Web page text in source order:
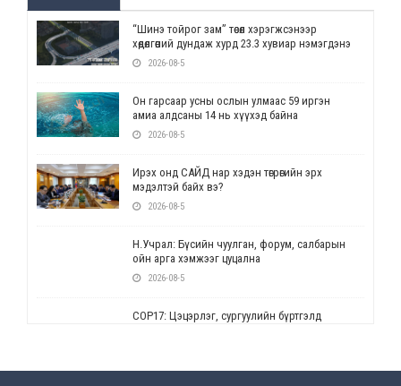
“Шинэ тойрог зам” төсөл хэрэгжсэнээр
хөдөлгөөний дундаж хурд 23.3 хувиар нэмэгдэнэ
2026-08-5
Он гарсаар усны ослын улмаас 59 иргэн
амиа алдсаны 14 нь хүүхэд байна
2026-08-5
Ирэх онд САЙД нар хэдэн төгрөгийн эрх
мэдэлтэй байх вэ?
2026-08-5
Н.Учрал: Бүсийн чуулган, форум, салбарын
ойн арга хэмжээг цуцална
2026-08-5
СОР17: Цэцэрлэг, сургуулийн бүртгэлд